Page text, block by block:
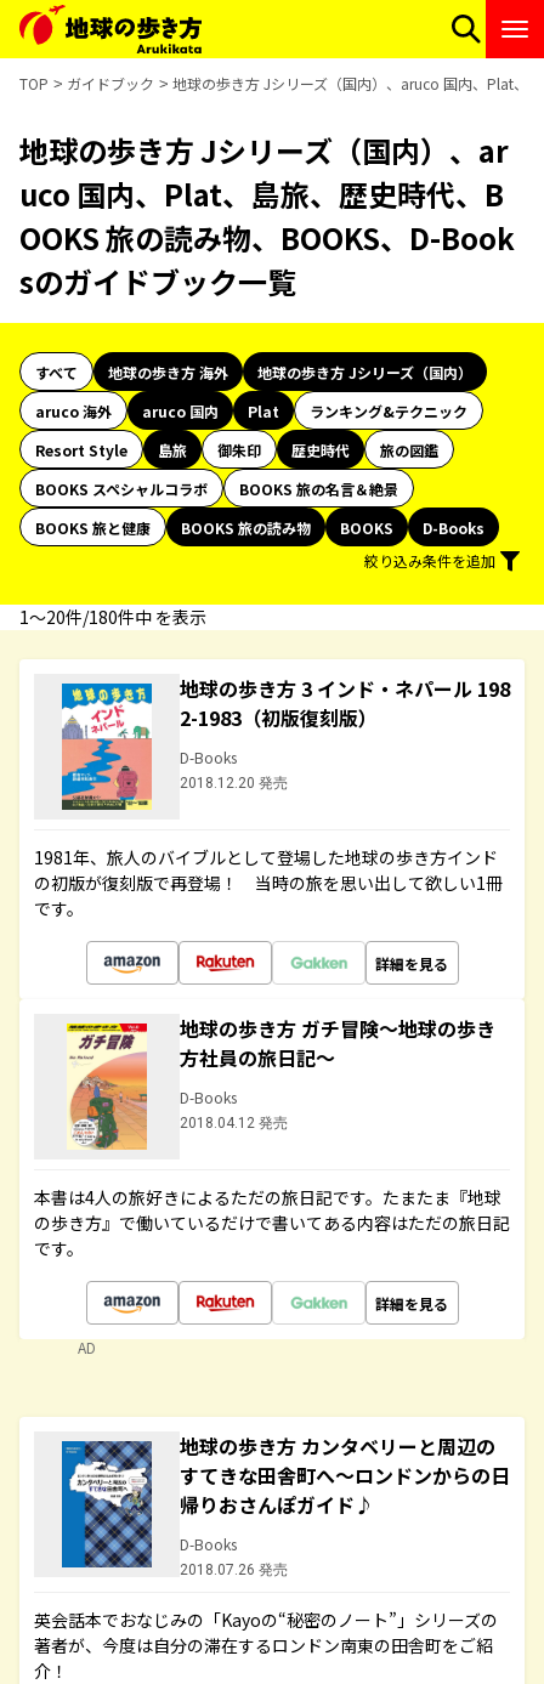
TOP ガイドブック 地球の歩き方 Jシリーズ（国内）、aruco 国内、Plat、
地球の歩き方 Jシリーズ（国内）、ar
uco 国内、Plat、島旅、歴史時代、B
OOKS 旅の読み物、BOOKS、D-Book
sのガイドブック一覧
すべて 地球の歩き方 海外
地球の歩き方 Jシリーズ（国内）
aruco 海外
aruco 国内 Plat
ランキング&テクニック
Resort Style
島旅 御朱印 歴史時代
旅の図鑑
BOOKS スペシャルコラボ
BOOKS 旅の名言＆絶景
BOOKS 旅と健康
BOOKS 旅の読み物 BOOKS
D-Books
絞り込み条件を追加
1〜20件/180件中 を表示
地球の歩き方 3 インド・ネパール 198
2-1983（初版復刻版）
D-Books
2018.12.20 発売
1981年、旅人のバイブルとして登場した地球の歩き方インド
の初版が復刻版で再登場！ 当時の旅を思い出して欲しい1冊
です。
詳細を見る
地球の歩き方 ガチ冒険～地球の歩き
方社員の旅日記～
D-Books
2018.04.12 発売
本書は4人の旅好きによるただの旅日記です。たまたま『地球
の歩き方』で働いているだけで書いてある内容はただの旅日記
です。
詳細を見る
AD
地球の歩き方 カンタベリーと周辺の
すてきな田舎町へ～ロンドンからの日
帰りおさんぽガイド♪
D-Books
2018.07.26 発売
英会話本でおなじみの「Kayoの“秘密のノート”」シリーズの
著者が、今度は自分の滞在するロンドン南東の田舎町をご紹
介！